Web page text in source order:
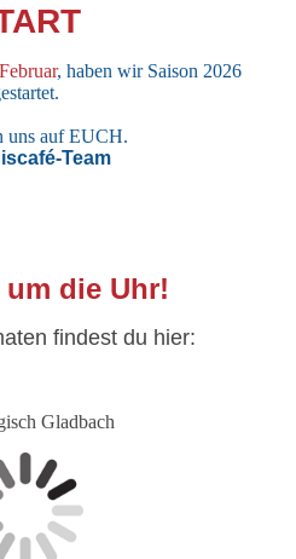
, haben wir Saison 2026
uns auf EUCH.
Team
die Uhr!
findest du hier:
Gladbach